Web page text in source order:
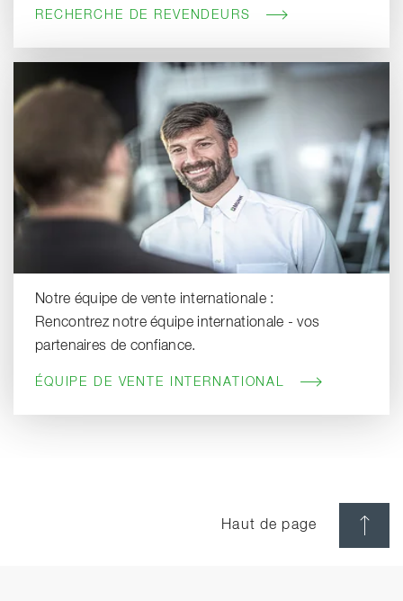
RECHERCHE DE REVENDEURS
Notre équipe de vente internationale :
Rencontrez notre équipe internationale - vos
partenaires de confiance.
ÉQUIPE DE VENTE INTERNATIONAL
Haut de page